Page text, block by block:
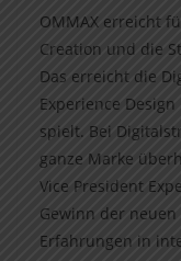
OMMAX erreicht
Creation und die
Das erreicht die
Experience
spielt. Bei
ganze Marke
Vice President
Gewinn der
Erfahrungen in